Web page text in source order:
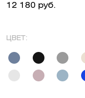
12 180 руб.
ЦВЕТ: